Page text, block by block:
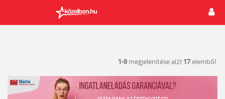
1-9 megjelenítése a(z) 17elemből.